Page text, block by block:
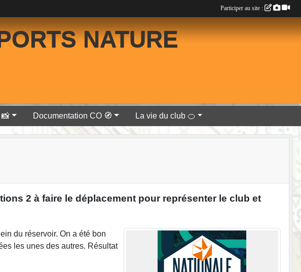
NATURE
📸 Documentation CO 🧭 La vie du club 🍊
2 à faire le déplacement pour représenter le club et
du réservoir. On a été bon
les unes des autres. Résultat
Participer au site :